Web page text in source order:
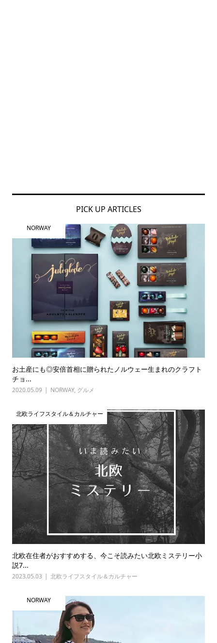
PICK UP ARTICLES
NORWAY
お土産にも◎安倍首相に贈られたノルウェー生まれのクラフト
チョ...
2020.05.09 NORWAY, グルメ
北欧ライフスタイル＆カルチャー
北欧在住者がおすすめする、今こそ読みたい北欧ミステリー小
説7...
2023.05.03 北欧ライフスタイル＆カルチャー
NORWAY